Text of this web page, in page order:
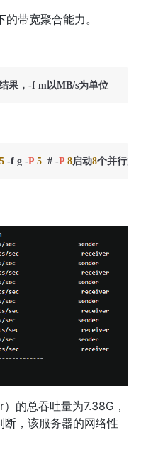
带宽聚合能力。
果，-f m以MB/s为单位
5 -f g -P 5
  # -
P 8启动8个并行流
的总吞吐量为7.38G，
，该服务器的网络性